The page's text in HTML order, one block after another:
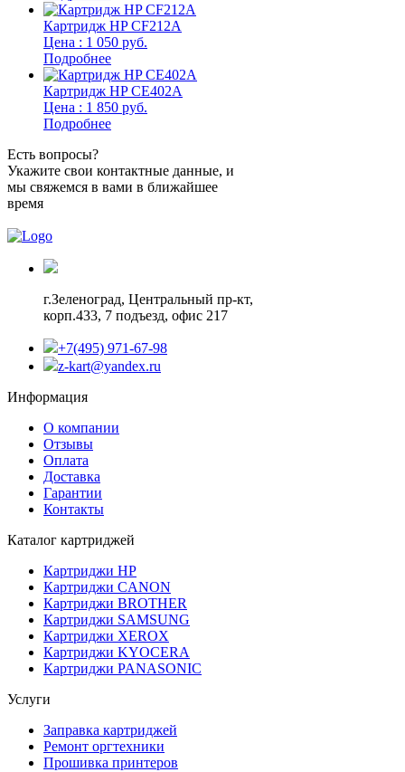
Картридж HP CF212A
Цена : 1 050 руб.
Подробнее
Картридж HP CE402A
Цена : 1 850 руб.
Подробнее
Есть вопросы?
Укажите свои контактные данные, и
мы свяжемся в вами в ближайшее
время
г.Зеленоград, Центральный пр-кт,
корп.433, 7 подъезд, офис 217
+7(495) 971-67-98
z-kart@yandex.ru
Информация
О компании
Отзывы
Оплата
Доставка
Гарантии
Контакты
Каталог картриджей
Картриджи HP
Картриджи CANON
Картриджи BROTHER
Картриджи SAMSUNG
Картриджи XEROX
Картриджи KYOCERA
Картриджи PANASONIC
Услуги
Заправка картриджей
Ремонт оргтехники
Прошивка принтеров